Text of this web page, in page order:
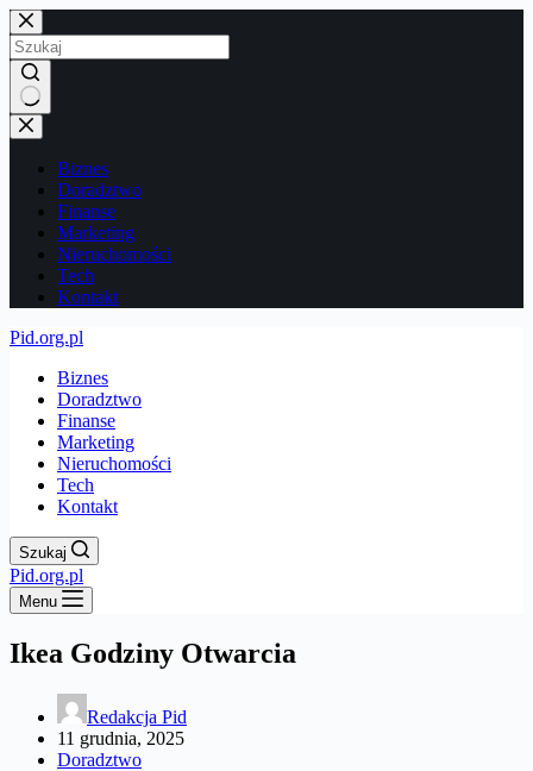
Przejdź
do
treści
Brak
wyników
Biznes
Doradztwo
Finanse
Marketing
Nieruchomości
Tech
Kontakt
Pid.org.pl
Biznes
Doradztwo
Finanse
Marketing
Nieruchomości
Tech
Kontakt
Szukaj
Pid.org.pl
Menu
Ikea Godziny Otwarcia
Redakcja Pid
11 grudnia, 2025
Doradztwo